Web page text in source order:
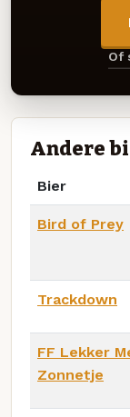
Of
Andere
Bier
Bird of Prey
Trackdown
FF Lekker
Zonnetje